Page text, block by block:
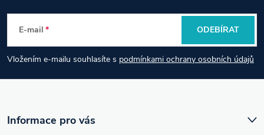
p
a
t
E-mail
Vložením e-mailu souhlasíte s podmínkami ochrany osobních údajů
ODEBÍRAT
Informace pro vás